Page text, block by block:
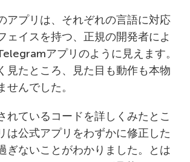
アプリは、それぞれの言語に対応
ェイスを持つ、正規の開発者によ
アプリのように見えます。
見たところ、見た目も動作も本物
せんでした。
れているコードを詳しくみたとこ
は公式アプリをわずかに修正した
ぎないことがわかりました。とは